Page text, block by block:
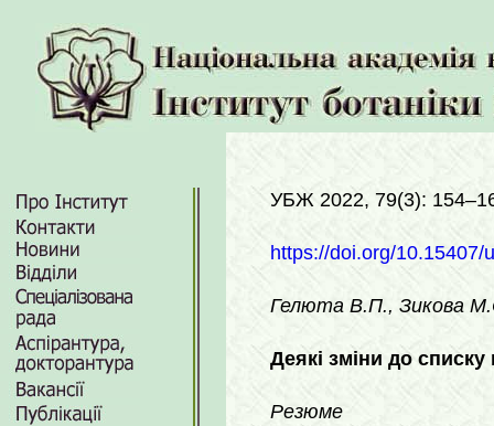
УБЖ 2022, 79(3):
https://doi.org/10.15407/
Гелюта В.П., Зикова
Деякі зміни до
Резюме